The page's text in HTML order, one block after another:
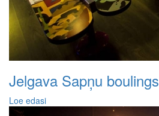
Jelgava Sapņu boulings
Loe edasi